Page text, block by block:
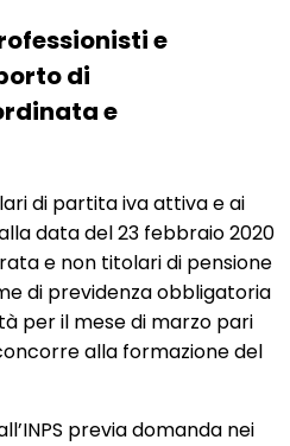
e
di
e
di partita iva attiva e ai
data del 23 febbraio 2020
e non titolari di pensione
di previdenza obbligatoria
per il mese di marzo pari
alla formazione del
previa domanda nei